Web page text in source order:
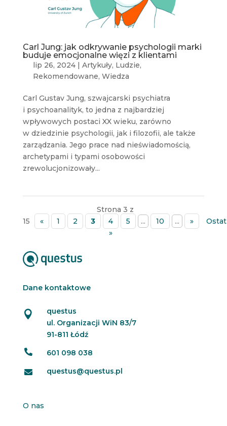
Carl Jung: jak odkrywanie psychologii marki
buduje emocjonalne więzi z klientami
lip 26, 2024| Artykuły, Ludzie,
Rekomendowane, Wiedza
Carl Gustav Jung, szwajcarski psychiatra
i psychoanalityk, to jedna z najbardziej
wpływowych postaci XX wieku, zarówno
w dziedzinie psychologii, jak i filozofii, ale także
zarządzania. Jego prace nad nieświadomością,
archetypami i typami osobowości
zrewolucjonizowały...
Strona 3 z
15
« 1 2 3 4 5 ... 10 ... »
»
Dane kontaktowe

questus
ul. Organizacji WiN 83/7
91-811 Łódź
 601 098 038
 questus@questus.pl
O nas